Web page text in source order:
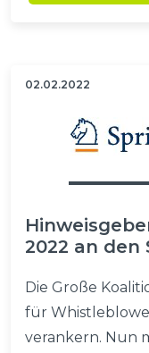
02.02.2022
2022 an
Die Große
für
verankern. Nun